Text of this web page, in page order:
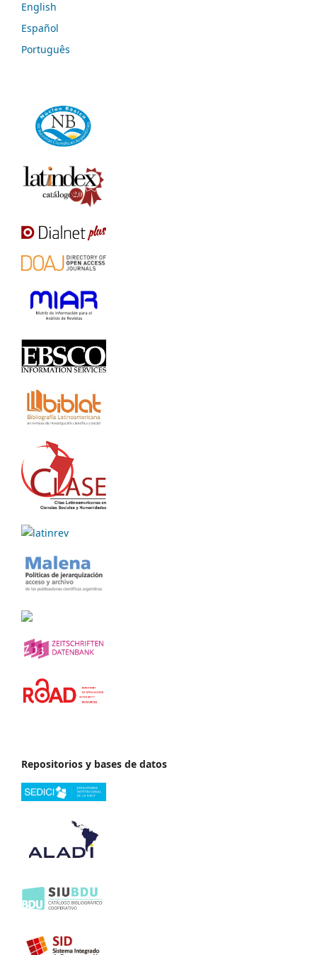
English
Español
Português
Repositorios y bases de datos